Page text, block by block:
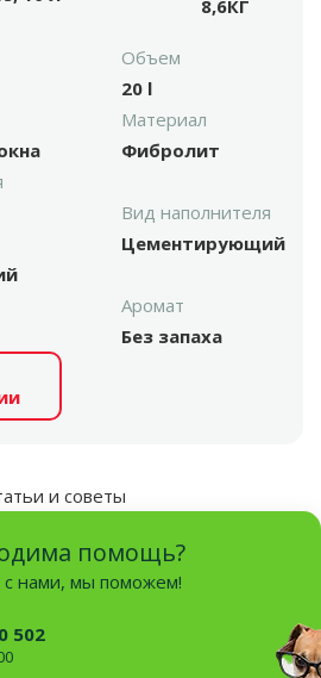
8,6КГ
Объем
20 l
Материал
Фибролит
Вид наполнителя
Цементирующий
Аромат
Без запаха
и советы
помощь?
с нами, мы поможем!
502